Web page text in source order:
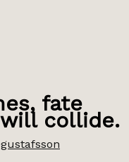
fate
collide.